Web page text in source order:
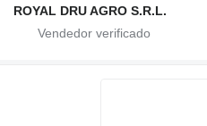
ROYAL DRU AGRO S.R.L.